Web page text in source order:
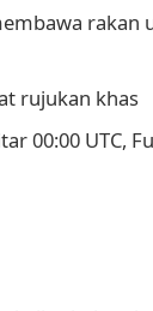
rakan
rujukan khas
00:00 UTC,